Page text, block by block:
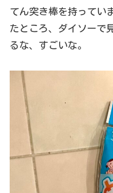
てん突き棒を持ってい
たところ、ダイソーで
るな、すごいな。